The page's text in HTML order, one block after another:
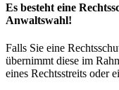
Es besteht eine
Anwaltswahl!
Falls Sie eine
übernimmt diese im
eines Rechtsstreits oder